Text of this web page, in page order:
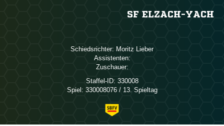
SF ELZACH-YACH
Schiedsrichter:  
Assistenten:
Zuschauer:
Staffel-ID: 330008
Spiel: 330008076 / 13. Spieltag